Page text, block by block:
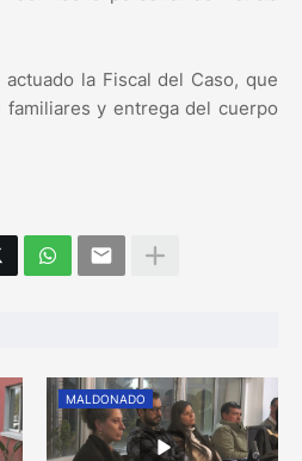
la Fiscal del Caso, que
y entrega del cuerpo
MALDONADO